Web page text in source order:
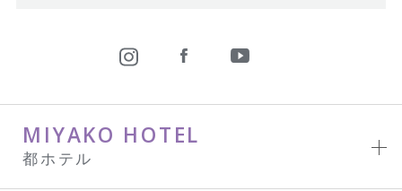
MIYAKO HOTEL
都ホテル